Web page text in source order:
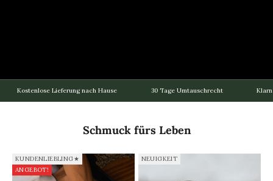
Kostenlose Lieferung nach Hause 30 Tage Umtauschrecht
Schmuck fürs Leben
KUNDENLIEBLING★
ANGEBOT!
NEUIGKEIT